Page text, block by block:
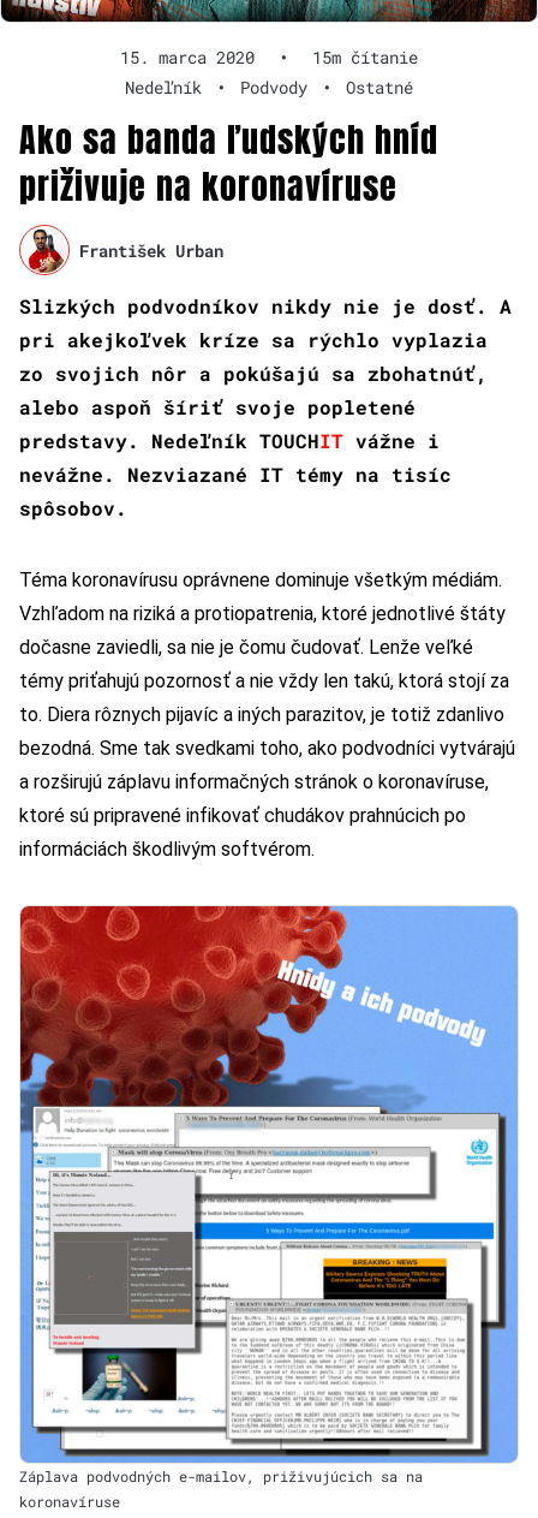
15. marca 2020 •
15m čítanie
Nedeľník
• Podvody • Ostatné
Ako sa banda ľudských hníd
priživuje na koronavíruse
František Urban
Slizkých podvodníkov nikdy nie je dosť. A
pri akejkoľvek kríze sa rýchlo vyplazia
zo svojich nôr a pokúšajú sa zbohatnúť,
alebo aspoň šíriť svoje popletené
predstavy. Nedeľník TOUCHIT vážne i
nevážne. Nezviazané IT témy na tisíc
spôsobov.
Téma koronavírusu oprávnene dominuje všetkým médiám.
Vzhľadom na riziká a protiopatrenia, ktoré jednotlivé štáty
dočasne zaviedli, sa nie je čomu čudovať. Lenže veľké
témy priťahujú pozornosť a nie vždy len takú, ktorá stojí za
to. Diera rôznych pijavíc a iných parazitov, je totiž zdanlivo
bezodná. Sme tak svedkami toho, ako podvodníci vytvárajú
a rozširujú záplavu informačných stránok o koronavíruse,
ktoré sú pripravené infikovať chudákov prahnúcich po
informáciách škodlivým softvérom.
Záplava podvodných e-mailov, priživujúcich sa na
koronavíruse